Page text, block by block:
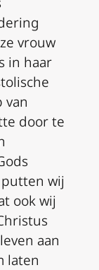
vrouw
in haar
van
door te
wij
ook wij
aan
laten